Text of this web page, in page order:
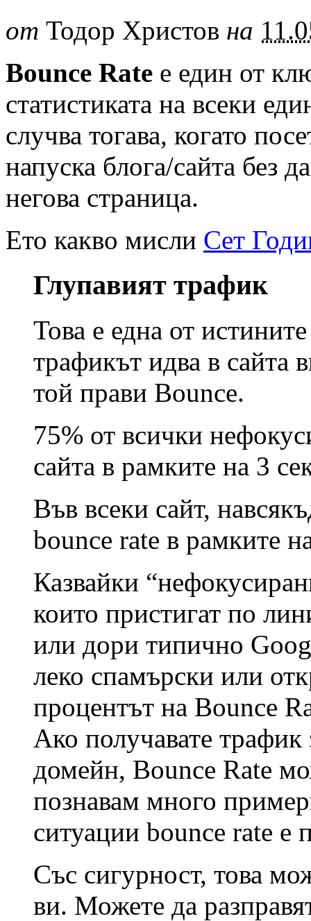
от Тодор Христов на
Bounce Rate е един от
статистиката на всеки
случва тогава, когато
напуска блога/сайта без
негова страница.
Ето какво мисли Сет
Глупавият трафик
Това е една от
трафикът идва в сайта
той прави Bounce.
75% от всички
сайта в рамките на 3
Във всеки сайт,
bounce rate в рамките
Казвайки
които пристигат по
или дори типично
леко спамърски или
процентът на Bounce
Ако получавате
домейн, Bounce Rate
познавам много
ситуации bounce rate е
Със сигурност, това
ви. Можете да